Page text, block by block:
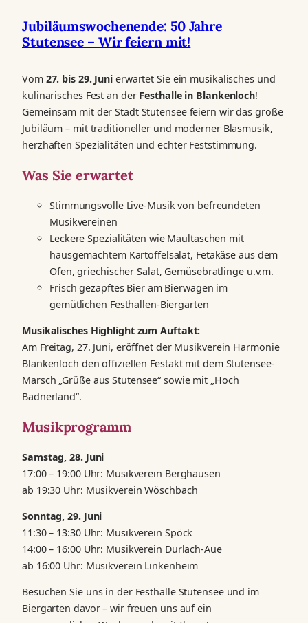
Jubiläumswochenende: 50 Jahre
Stutensee – Wir feiern mit!
Vom 27. bis 29. Juni erwartet Sie ein musikalisches und
kulinarisches Fest an der Festhalle in Blankenloch!
Gemeinsam mit der Stadt Stutensee feiern wir das große
Jubiläum – mit traditioneller und moderner Blasmusik,
herzhaften Spezialitäten und echter Feststimmung.
Was Sie erwartet
Stimmungsvolle Live-Musik von befreundeten
Musikvereinen
Leckere Spezialitäten wie Maultaschen mit
hausgemachtem Kartoffelsalat, Fetakäse aus dem
Ofen, griechischer Salat, Gemüsebratlinge u.v.m.
Frisch gezapftes Bier am Bierwagen im
gemütlichen Festhallen-Biergarten
Musikalisches Highlight zum Auftakt:
Am Freitag, 27. Juni, eröffnet der Musikverein Harmonie
Blankenloch den offiziellen Festakt mit dem Stutensee-
Marsch „Grüße aus Stutensee“ sowie mit „Hoch
Badnerland“.
Musikprogramm
Samstag, 28. Juni
17:00 – 19:00 Uhr: Musikverein Berghausen
ab 19:30 Uhr: Musikverein Wöschbach
Sonntag, 29. Juni
11:30 – 13:30 Uhr: Musikverein Spöck
14:00 – 16:00 Uhr: Musikverein Durlach-Aue
ab 16:00 Uhr: Musikverein Linkenheim
Besuchen Sie uns in der Festhalle Stutensee und im
Biergarten davor – wir freuen uns auf ein